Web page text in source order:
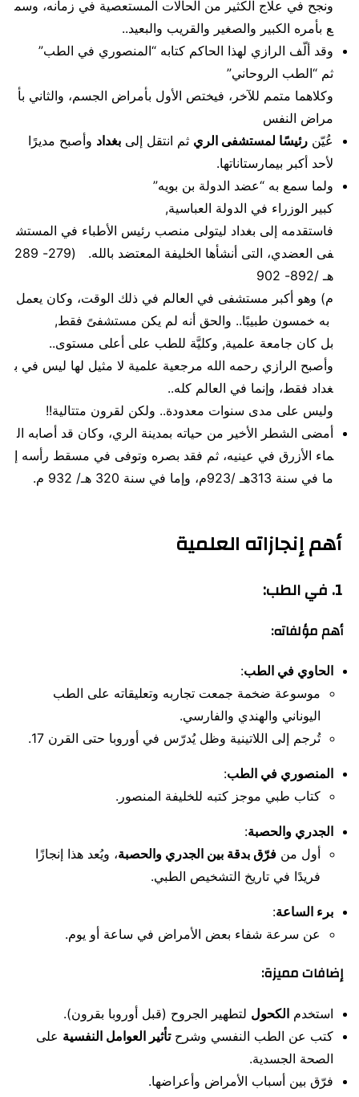
ونجح في علاج الكثير من الحالات المستعصية في زمانه، وسم
ع بأمره الكبير والصغير والقريب والبعيد..
وقد ألّف الرازي لهذا الحاكم كتابه “المنصوري في الطب”
ثم “الطب الروحاني”
وكلاهما متمم للآخر، فيختص الأول بأمراض الجسم، والثاني بأ
مراض النفس
عُيّن رئيسًا لمستشفى الري ثم انتقل إلى بغداد وأصبح مديرًا
لأحد أكبر بيمارستاناتها.
ولما سمع به “عضد الدولة بن بويه”
كبير الوزراء في الدولة العباسية,
فاستقدمه إلى بغداد ليتولى منصب رئيس الأطباء في المستش
فى العضدي، التى أنشأها الخليفة المعتضد بالله. (279- 289
هـ /892- 902
م) وهو أكبر مستشفى في العالم في ذلك الوقت، وكان يعمل
به خمسون طبيبًا.. والحق أنه لم يكن مستشفىً فقط,
بل كان جامعة علمية, وكليَّة للطب على أعلى مستوى..
وأصبح الرازي رحمه الله مرجعية علمية لا مثيل لها ليس في ب
غداد فقط، وإنما في العالم كله..
وليس على مدى سنوات معدودة.. ولكن لقرون متتالية!!
أمضى الشطر الأخير من حياته بمدينة الري، وكان قد أصابه ال
ماء الأزرق في عينيه، ثم فقد بصره وتوفى في مسقط رأسه إ
ما في سنة 313هـ /923م، وإما في سنة 320 هـ/ 932 م.
أهم إنجازاته العلمية
أهم مؤلفاته:
الحاوي في الطب:
موسوعة ضخمة جمعت تجاربه وتعليقاته على الطب
اليوناني والهندي والفارسي.
تُرجم إلى اللاتينية وظل يُدرّس في أوروبا حتى القرن 17.
المنصوري في الطب:
كتاب طبي موجز كتبه للخليفة المنصور.
الجدري والحصبة:
أول من فرّق بدقة بين الجدري والحصبة، ويُعد هذا إنجازًا
فريدًا في تاريخ التشخيص الطبي.
برء الساعة:
عن سرعة شفاء بعض الأمراض في ساعة أو يوم.
إضافات مميزة:
استخدم الكحول لتطهير الجروح (قبل أوروبا بقرون).
كتب عن الطب النفسي وشرحتأثير العوامل النفسية على
الصحة الجسدية.
فرّق بين أسباب الأمراض وأعراضها.